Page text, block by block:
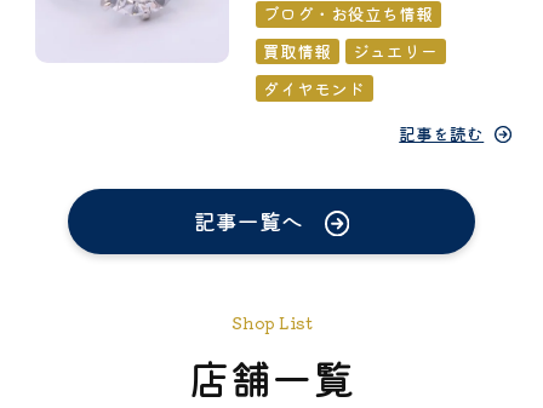
ブログ・お役立ち情報
買取情報
ジュエリー
ダイヤモンド
記事を読む
記事一覧へ
Shop List
店舗一覧